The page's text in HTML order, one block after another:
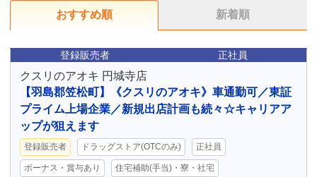
おすすめ順 新着順
登録販売者 正社員
クスリのアオキ 円城寺店
【羽島郡笠松町】《クスリのアオキ》車通勤可／東証
プライム上場企業／新規出店計画も続々☆キャリアア
ップが狙えます
登録販売者 ドラッグストア(OTCのみ) 正社員
ボーナス・賞与あり 住宅補助(手当)・寮・社宅